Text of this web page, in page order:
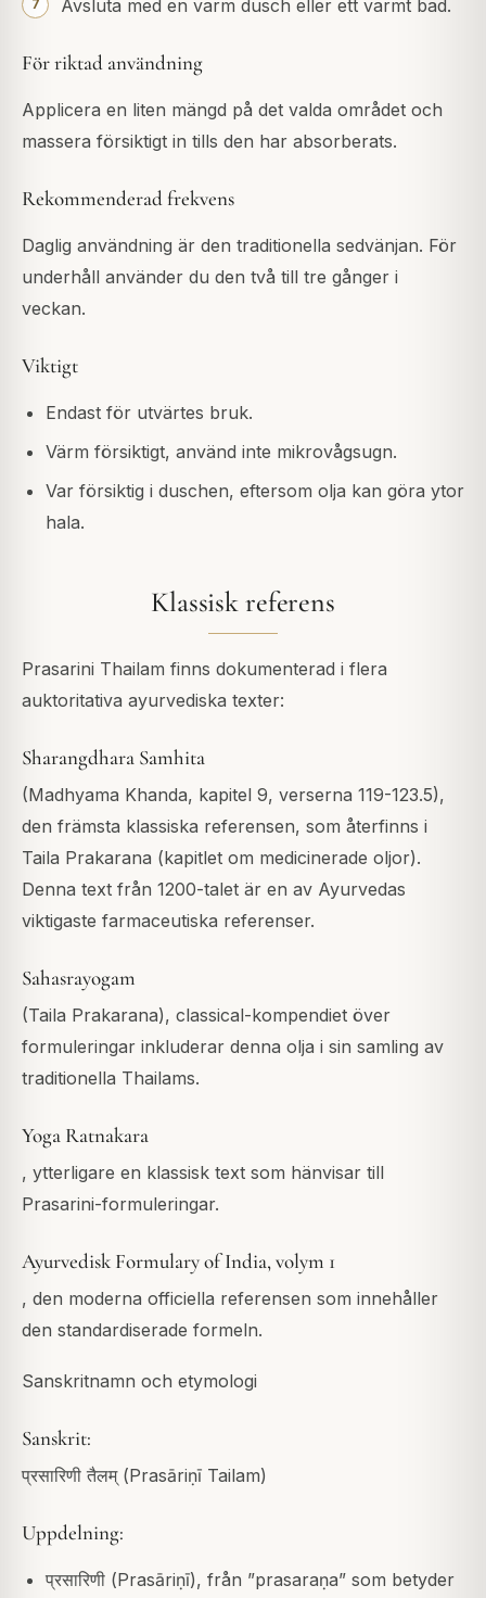
Avsluta med en varm dusch eller ett varmt bad.
För riktad användning
Applicera en liten mängd på det valda området och
massera försiktigt in tills den har absorberats.
Rekommenderad frekvens
Daglig användning är den traditionella sedvänjan. För
underhåll använder du den två till tre gånger i
veckan.
Viktigt
Endast för utvärtes bruk.
Värm försiktigt, använd inte mikrovågsugn.
Var försiktig i duschen, eftersom olja kan göra ytor
hala.
Klassisk referens
Prasarini Thailam finns dokumenterad i flera
auktoritativa ayurvediska texter:
Sharangdhara Samhita
(Madhyama Khanda, kapitel 9, verserna 119-123.5),
den främsta klassiska referensen, som återfinns i
Taila Prakarana (kapitlet om medicinerade oljor).
Denna text från 1200-talet är en av Ayurvedas
viktigaste farmaceutiska referenser.
Sahasrayogam
(Taila Prakarana), classical-kompendiet över
formuleringar inkluderar denna olja i sin samling av
traditionella Thailams.
Yoga Ratnakara
, ytterligare en klassisk text som hänvisar till
Prasarini-formuleringar.
Ayurvedisk Formulary of India, volym 1
, den moderna officiella referensen som innehåller
den standardiserade formeln.
Sanskritnamn och etymologi
Sanskrit:
प्रसारिणी तैलम् (Prasāriṇī Tailam)
Uppdelning:
प्रसारिणी (Prasāriṇī), från ”prasaraṇa” som betyder